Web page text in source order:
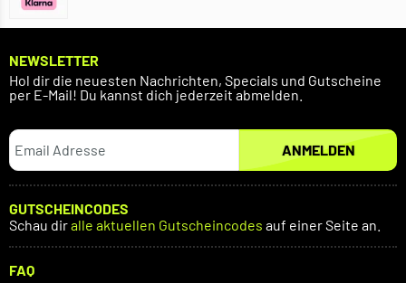
NEWSLETTER
Hol dir die neuesten Nachrichten, Specials und Gutscheine
per E-Mail! Du kannst dich jederzeit abmelden.
ANMELDEN
GUTSCHEINCODES
Schau diralle aktuellen Gutscheincodes auf einer Seite an.
FAQ